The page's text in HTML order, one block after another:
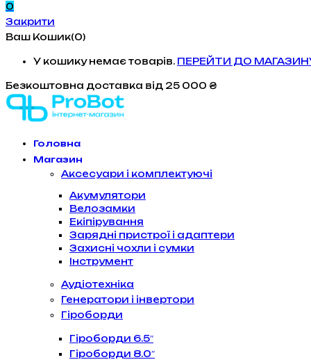
0
Закрити
Ваш Кошик(0)
У кошику немає товарів. ПЕРЕЙТИ ДО
Безкоштовна доставка від 25 000 ₴
Головна
Магазин
Аксесуари і комплектуючі
Акумулятори
Велозамки
Екіпірування
Зарядні пристрої і адаптери
Захисні чохли і сумки
Інструмент
Аудіотехніка
Генератори і інвертори
Гіроборди
Гіроборди 6.5″
Гіроборди 8.0″